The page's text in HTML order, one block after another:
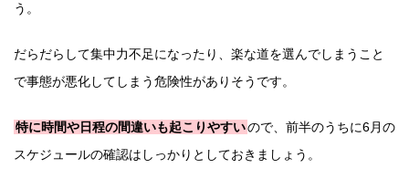
う。
だらだらして集中力不足になったり、楽な道を選んでしまうこと
で事態が悪化してしまう危険性がありそうです。
特に時間や日程の間違いも起こりやすいので、前半のうちに6月の
スケジュールの確認はしっかりとしておきましょう。